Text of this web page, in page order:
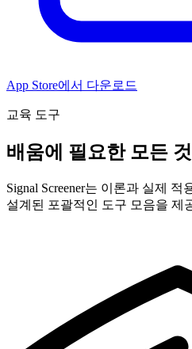
App Store에서 다운로드
교육 도구
배움에 필요한 모든 것
Signal Screener는 이론과 실제
설계된 포괄적인 도구 모음을 제